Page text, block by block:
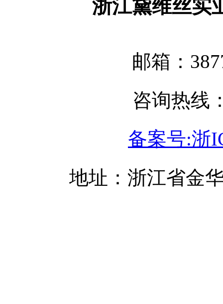
浙江黛维丝实
邮箱：
咨询热线
备案号:浙
地址：浙江省金